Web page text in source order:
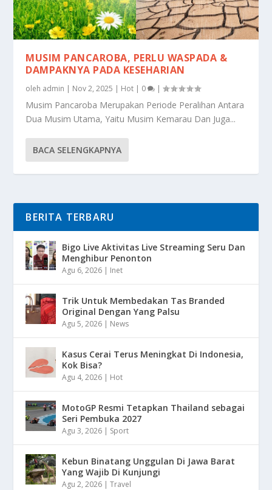
MUSIM PANCAROBA, PERLU WASPADA &
DAMPAKNYA PADA KESEHARIAN
oleh admin | Nov 2, 2025 | Hot | 0 |
Musim Pancaroba Merupakan Periode Peralihan Antara
Dua Musim Utama, Yaitu Musim Kemarau Dan Juga...
BACA SELENGKAPNYA
BERITA TERBARU
Bigo Live Aktivitas Live Streaming Seru Dan
Menghibur Penonton
Agu 6, 2026 | Inet
Trik Untuk Membedakan Tas Branded
Original Dengan Yang Palsu
Agu 5, 2026 | News
Kasus Cerai Terus Meningkat Di Indonesia,
Kok Bisa?
Agu 4, 2026 | Hot
MotoGP Resmi Tetapkan Thailand sebagai
Seri Pembuka 2027
Agu 3, 2026 | Sport
Kebun Binatang Unggulan Di Jawa Barat
Yang Wajib Di Kunjungi
Agu 2, 2026 |Travel